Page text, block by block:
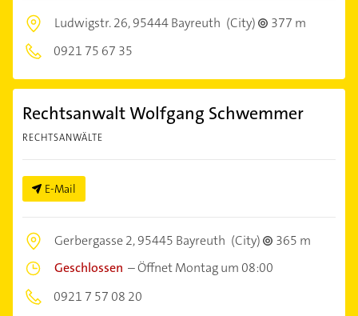
Ludwigstr. 26,95444 Bayreuth (City)
377 m
0921 75 67 35
Rechtsanwalt Wolfgang Schwemmer
RECHTSANWÄLTE
E-Mail
Gerbergasse 2,95445 Bayreuth (City)
365 m
Geschlossen –Öffnet Montag um 08:00
0921 7 57 08 20